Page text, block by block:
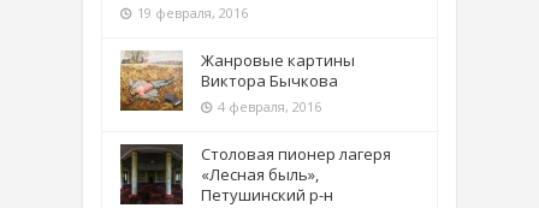
19 февраля, 2016
Жанровые картины
Виктора Бычкова
4 февраля, 2016
Столовая пионер лагеря
«Лесная быль»,
Петушинский р-н